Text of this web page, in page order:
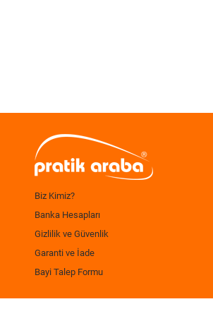
Biz Kimiz?
Banka Hesapları
Gizlilik ve Güvenlik
Garanti ve İade
Bayi Talep Formu